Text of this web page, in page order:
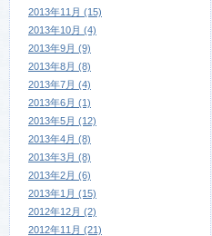
2013年11月 (15)
2013年10月 (4)
2013年9月 (9)
2013年8月 (8)
2013年7月 (4)
2013年6月 (1)
2013年5月 (12)
2013年4月 (8)
2013年3月 (8)
2013年2月 (6)
2013年1月 (15)
2012年12月 (2)
2012年11月 (21)